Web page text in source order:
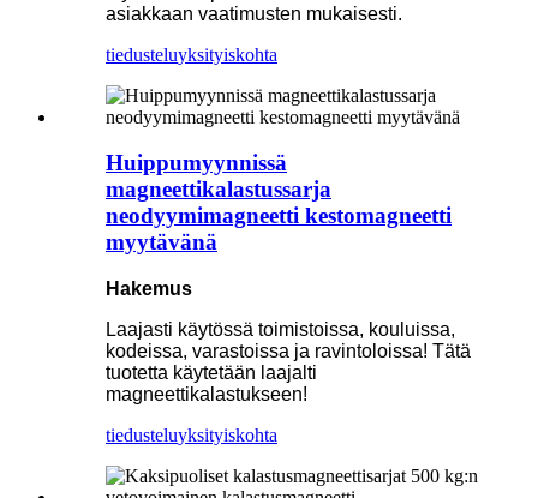
asiakkaan vaatimusten mukaisesti.
tiedusteluyksityiskohta
Huippumyynnissä
magneettikalastussarja
neodyymimagneetti kestomagneetti
myytävänä
Hakemus
Laajasti käytössä toimistoissa, kouluissa,
kodeissa, varastoissa ja ravintoloissa! Tätä
tuotetta käytetään laajalti
magneettikalastukseen!
tiedusteluyksityiskohta